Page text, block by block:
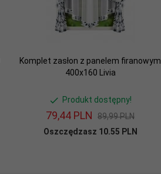
Komplet zasłon z panelem firanowym
400x160 Livia
Produkt dostępny!
79,44 PLN
89,99 PLN
Oszczędzasz 10.55 PLN